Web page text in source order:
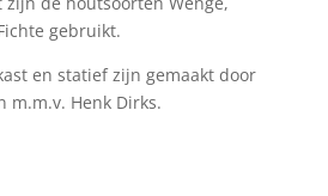
gebruikt.
en statief zijn gemaakt door
m.m.v. Henk Dirks.